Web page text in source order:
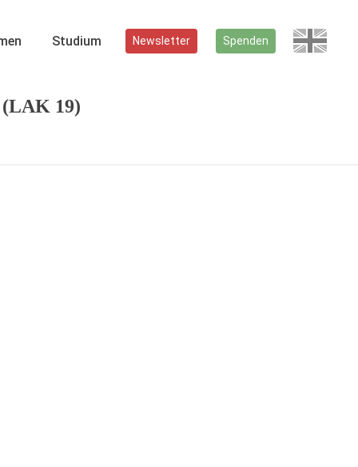
Studium Newsletter Spenden
(LAK 19)